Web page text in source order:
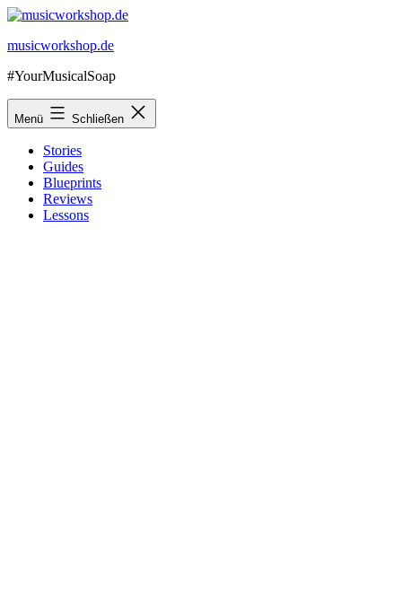
Zum
springen
musicworkshop.de
#YourMusicalSoap
Menü Schließen
Stories
Guides
Blueprints
Reviews
Lessons